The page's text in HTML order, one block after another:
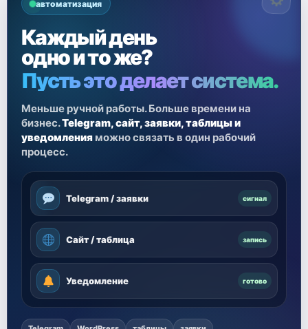
автоматизация
Каждый день
одно и то же?
Пусть это делает система.
Меньше ручной работы. Больше времени на
бизнес.Telegram, сайт, заявки, таблицы и
уведомления можно связать в один рабочий
процесс.
Telegram / заявки сигнал
Сайт / таблица запись
Уведомление готово